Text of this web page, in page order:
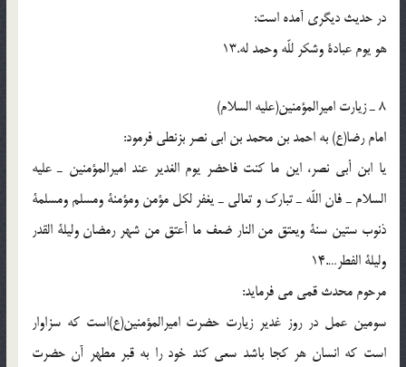
در حدیث دیگری آمده است:
هو یوم عبادة وشکر للّه وحمد له.13
8 ـ زیارت امیرالمؤمنین(علیه السلام)
امام رضا(ع) به احمد بن محمد بن ابی نصر بزنطی فرمود:
یا ابن أبی نصر، این ما کنت فاحضر یوم الغدیر عند امیرالمؤمنین ـ علیه
السلام ـ فان اللّه ـ تبارک و تعالی ـ یغفر لکل مؤمن ومؤمنة ومسلم ومسلمة
ذنوب ستین سنة ویعتق من النار ضعف ما أعتق من شهر رمضان ولیلة القدر
ولیلة الفطر….14
مرحوم محدث قمی می فرماید:
سومین عمل در روز غدیر زیارت حضرت امیرالمؤمنین(ع)است که سزاوار
است که انسان هر کجا باشد سعی کند خود را به قبر مطهر آن حضرت